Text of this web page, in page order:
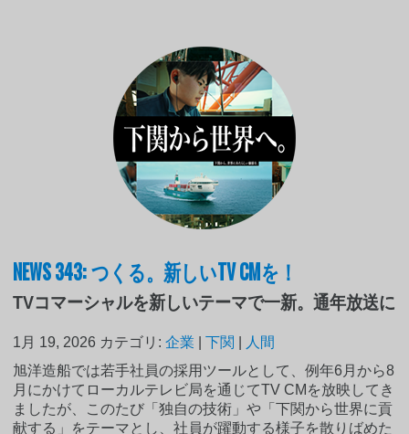
NEWS 343: つくる。新しいTV CMを！
TVコマーシャルを新しいテーマで一新。通年放送に
1月 19, 2026 カテゴリ:企業 |下関
人間
旭洋造船では若手社員の採用ツールとして、例年6月から8
月にかけてローカルテレビ局を通じてTV CMを放映してき
ましたが、このたび「独自の技術」や「下関から世界に貢
献する」をテーマとし、社員が躍動する様子を散りばめた